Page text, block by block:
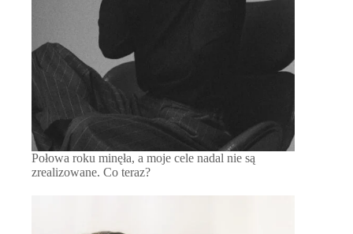
Połowa roku minęła, a moje cele nadal nie są
zrealizowane. Co teraz?